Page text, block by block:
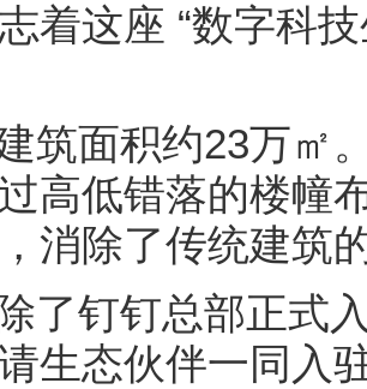
着这座 “数字科
筑面积约23万㎡
高低错落的楼幢
消除了传统建筑
了钉钉总部正式
生态伙伴一同入